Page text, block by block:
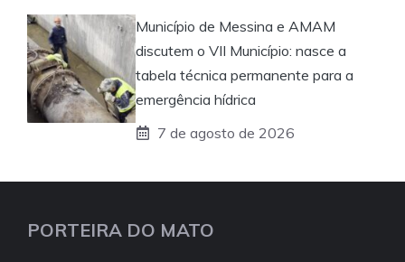
Município de Messina e AMAM
discutem o VII Município: nasce a
tabela técnica permanente para a
emergência hídrica
7 de agosto de 2026
PORTEIRA DO MATO